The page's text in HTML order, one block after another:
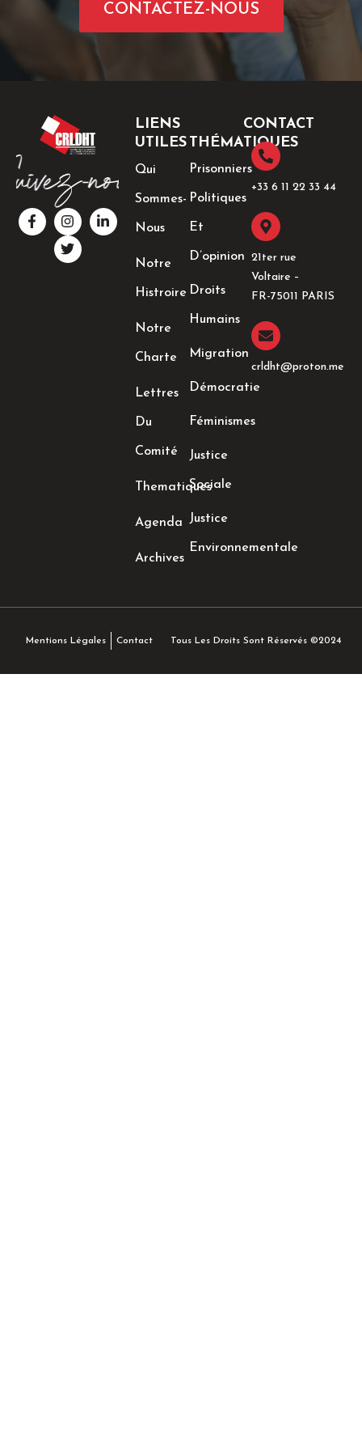
CONTACTEZ-NOUS
F
a
c
I
n
s
t
a
L
i
n
T
w
i
t
t
LIENS
UTILES
Qui
Sommes-
Nous
Notre
Histroire
Notre
Charte
Lettres
Du
Comité
Thematiques
Agenda
Archives
THÉMATIQUES
Prisonniers
Politiques
Et
D’opinion
Droits
Humains
Migration
Démocratie
Féminismes
Justice
Sociale
Justice
Environnementale
CONTACT
+33 6 11 22 33 44​
21ter rue
Voltaire –
FR-75011 PARIS
crldht@proton.me
Mentions Légales Contact Tous Les Droits Sont Réservés ©2024